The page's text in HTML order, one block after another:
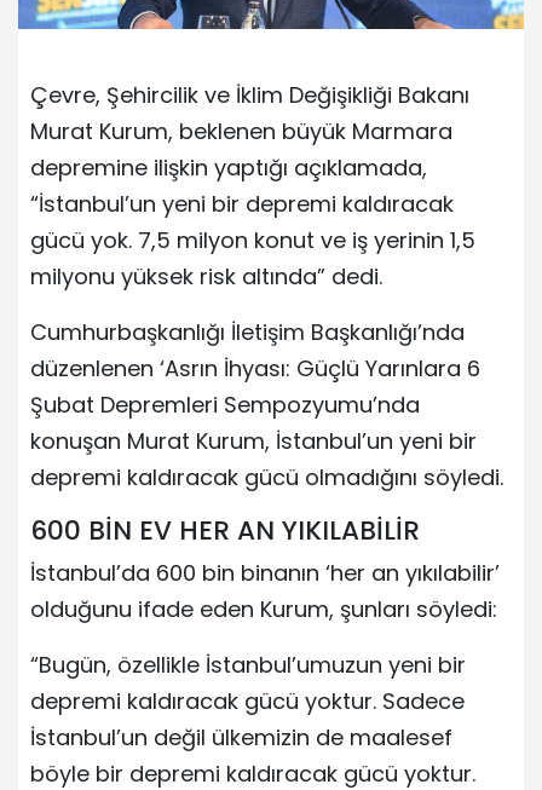
Çevre, Şehircilik ve İklim Değişikliği Bakanı
Murat Kurum, beklenen büyük Marmara
depremine ilişkin yaptığı açıklamada,
“İstanbul’un yeni bir depremi kaldıracak
gücü yok. 7,5 milyon konut ve iş yerinin 1,5
milyonu yüksek risk altında” dedi.
Cumhurbaşkanlığı İletişim Başkanlığı’nda
düzenlenen ‘Asrın İhyası: Güçlü Yarınlara 6
Şubat Depremleri Sempozyumu’nda
konuşan Murat Kurum, İstanbul’un yeni bir
depremi kaldıracak gücü olmadığını söyledi.
600 BİN EV HER AN YIKILABİLİR
İstanbul’da 600 bin binanın ‘her an yıkılabilir’
olduğunu ifade eden Kurum, şunları söyledi:
“Bugün, özellikle İstanbul’umuzun yeni bir
depremi kaldıracak gücü yoktur. Sadece
İstanbul’un değil ülkemizin de maalesef
böyle bir depremi kaldıracak gücü yoktur.